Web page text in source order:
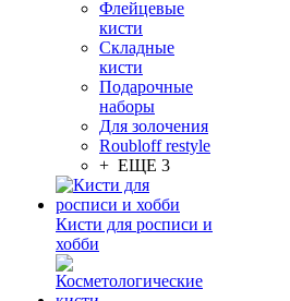
Флейцевые
кисти
Складные
кисти
Подарочные
наборы
Для золочения
Roubloff restyle
+ ЕЩЕ 3
Кисти для росписи и
хобби